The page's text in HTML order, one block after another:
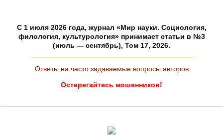
C 1 июля 2026 года, журнал «Мир науки. Социология,
филология, культурология» принимает статьи в №3
(июль — сентябрь), Том 17, 2026.
Ответы на часто задаваемые вопросы авторов
Остерегайтесь мошенников!